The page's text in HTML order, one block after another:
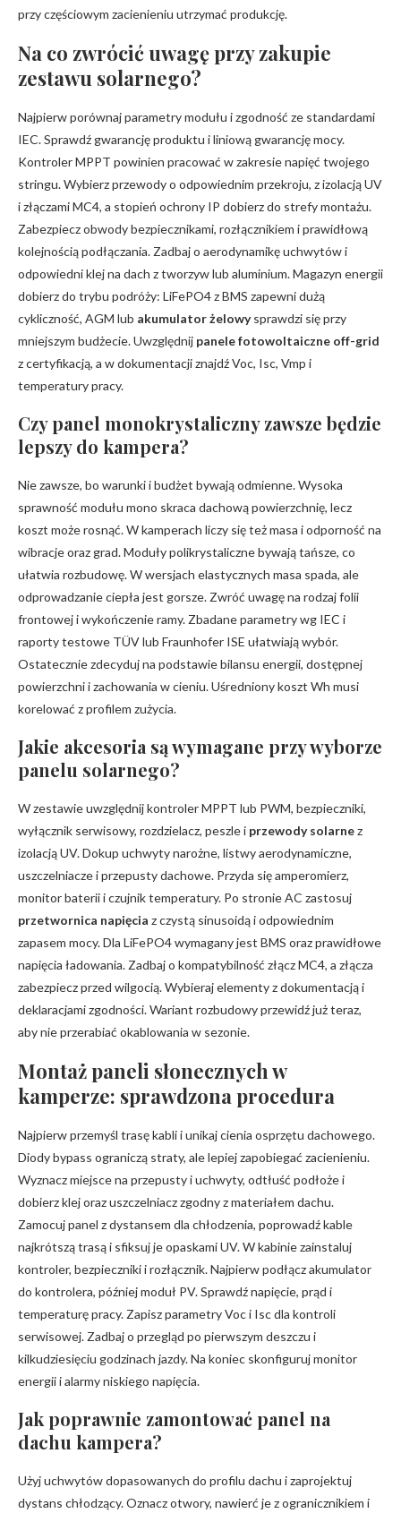
przy częściowym zacienieniu utrzymać produkcję.
Na co zwrócić uwagę przy zakupie
zestawu solarnego?
Najpierw porównaj parametry modułu i zgodność ze standardami
IEC. Sprawdź gwarancję produktu i liniową gwarancję mocy.
Kontroler MPPT powinien pracować w zakresie napięć twojego
stringu. Wybierz przewody o odpowiednim przekroju, z izolacją UV
i złączami MC4, a stopień ochrony IP dobierz do strefy montażu.
Zabezpiecz obwody bezpiecznikami, rozłącznikiem i prawidłową
kolejnością podłączania. Zadbaj o aerodynamikę uchwytów i
odpowiedni klej na dach z tworzyw lub aluminium. Magazyn energii
dobierz do trybu podróży: LiFePO4 z BMS zapewni dużą
cykliczność, AGM lub akumulator żelowysprawdzi się przy
mniejszym budżecie. Uwzględnij panele fotowoltaiczne off-grid
z certyfikacją, a w dokumentacji znajdź Voc, Isc, Vmp i
temperatury pracy.
Czy panel monokrystaliczny zawsze będzie
lepszy do kampera?
Nie zawsze, bo warunki i budżet bywają odmienne. Wysoka
sprawność modułu mono skraca dachową powierzchnię, lecz
koszt może rosnąć. W kamperach liczy się też masa i odporność na
wibracje oraz grad. Moduły polikrystaliczne bywają tańsze, co
ułatwia rozbudowę. W wersjach elastycznych masa spada, ale
odprowadzanie ciepła jest gorsze. Zwróć uwagę na rodzaj folii
frontowej i wykończenie ramy. Zbadane parametry wg IEC i
raporty testowe TÜV lub Fraunhofer ISE ułatwiają wybór.
Ostatecznie zdecyduj na podstawie bilansu energii, dostępnej
powierzchni i zachowania w cieniu. Uśredniony koszt Wh musi
korelować z profilem zużycia.
Jakie akcesoria są wymagane przy wyborze
panelu solarnego?
W zestawie uwzględnij kontroler MPPT lub PWM, bezpieczniki,
wyłącznik serwisowy, rozdzielacz, peszle i przewody solarnez
izolacją UV. Dokup uchwyty narożne, listwy aerodynamiczne,
uszczelniacze i przepusty dachowe. Przyda się amperomierz,
monitor baterii i czujnik temperatury. Po stronie AC zastosuj
przetwornica napięcia z czystą sinusoidą i odpowiednim
zapasem mocy. Dla LiFePO4 wymagany jest BMS oraz prawidłowe
napięcia ładowania. Zadbaj o kompatybilność złącz MC4, a złącza
zabezpiecz przed wilgocią. Wybieraj elementy z dokumentacją i
deklaracjami zgodności. Wariant rozbudowy przewidź już teraz,
aby nie przerabiać okablowania w sezonie.
Montaż paneli słonecznych w
kamperze: sprawdzona procedura
Najpierw przemyśl trasę kabli i unikaj cienia osprzętu dachowego.
Diody bypass ograniczą straty, ale lepiej zapobiegać zacienieniu.
Wyznacz miejsce na przepusty i uchwyty, odtłuść podłoże i
dobierz klej oraz uszczelniacz zgodny z materiałem dachu.
Zamocuj panel z dystansem dla chłodzenia, poprowadź kable
najkrótszą trasą i sfiksuj je opaskami UV. W kabinie zainstaluj
kontroler, bezpieczniki i rozłącznik. Najpierw podłącz akumulator
do kontrolera, później moduł PV. Sprawdź napięcie, prąd i
temperaturę pracy. Zapisz parametry Voc i Isc dla kontroli
serwisowej. Zadbaj o przegląd po pierwszym deszczu i
kilkudziesięciu godzinach jazdy. Na koniec skonfiguruj monitor
energii i alarmy niskiego napięcia.
Jak poprawnie zamontować panel na
dachu kampera?
Użyj uchwytów dopasowanych do profilu dachu i zaprojektuj
dystans chłodzący. Oznacz otwory, nawierć je z ogranicznikiem i